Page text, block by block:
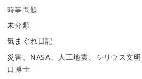
時事問題
未分類
気まぐれ日記
災害、NASA、人工地震、シリウス文
口博士